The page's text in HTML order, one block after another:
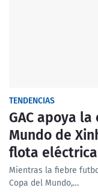
TENDENCIAS
GAC apoya
Mundo de
flota
Mientras la fiebre
Copa del Mundo,…